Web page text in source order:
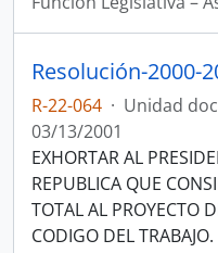
Resolución-2000-
R-22-064 · Unidad
03/13/2001
EXHORTAR AL
REPUBLICA QUE
TOTAL AL PROYECTO
CODIGO DEL TRABAJO.